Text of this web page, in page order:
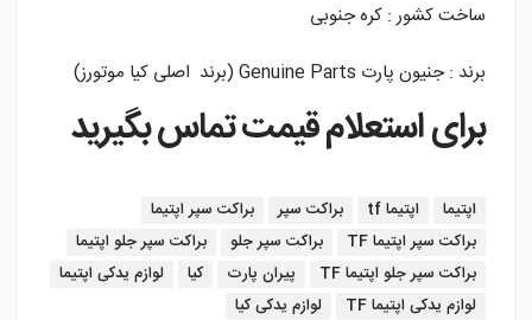
ساخت کشور : کره جنوبی
برند : جنیون پارت Genuine Parts (برند اصلی کیا موتورز)
برای استعلام قیمت تماس بگیرید
برچسب:
اپتیما اپتیما tf براکت سپر
براکت سپر اپتیما
براکت سپر اپتیما TF
براکت سپر جلو
براکت سپر جلو اپتیما
براکت سپر جلو اپتیما TF
پیران پارت کیا
لوازم یدکی اپتیما
لوازم یدکی اپتیما TF
لوازم یدکی کیا